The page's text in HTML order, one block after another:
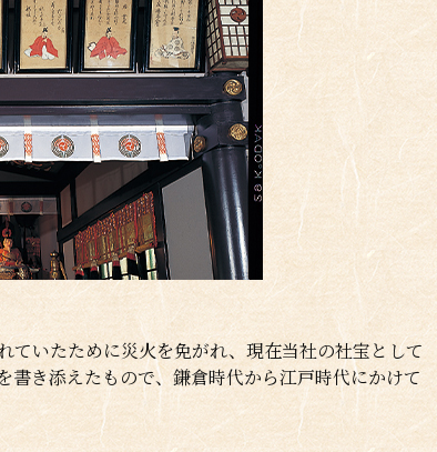
ていたために災火を免がれ、現在当社の社宝として
き添えたもので、鎌倉時代から江戸時代にかけて